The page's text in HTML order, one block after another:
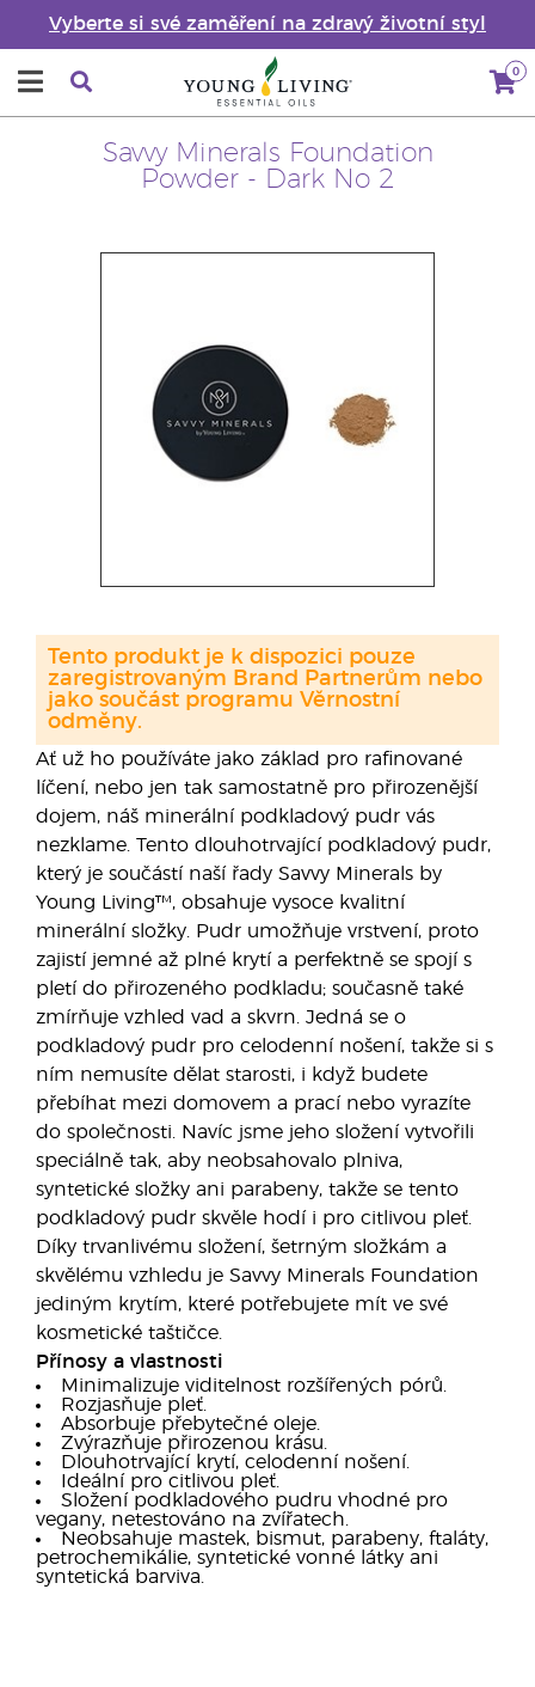
Vyberte si své zaměření na zdravý životní styl
0
Savvy Minerals Foundation
Powder - Dark No 2
Ať už ho používáte jako základ pro rafinované
líčení, nebo jen tak samostatně pro přirozenější
dojem, náš minerální podkladový pudr vás
nezklame. Tento dlouhotrvající podkladový pudr,
který je součástí naší řady Savvy Minerals by
Young Living™, obsahuje vysoce kvalitní
minerální složky. Pudr umožňuje vrstvení, proto
zajistí jemné až plné krytí a perfektně se spojí s
pletí do přirozeného podkladu; současně také
zmírňuje vzhled vad a skvrn. Jedná se o
podkladový pudr pro celodenní nošení, takže si s
ním nemusíte dělat starosti, i když budete
přebíhat mezi domovem a prací nebo vyrazíte
do společnosti. Navíc jsme jeho složení vytvořili
speciálně tak, aby neobsahovalo plniva,
syntetické složky ani parabeny, takže se tento
podkladový pudr skvěle hodí i pro citlivou pleť.
Díky trvanlivému složení, šetrným složkám a
skvělému vzhledu je Savvy Minerals Foundation
jediným krytím, které potřebujete mít ve své
kosmetické taštičce.
Přínosy a vlastnosti
Minimalizuje viditelnost rozšířených pórů.
Rozjasňuje pleť.
Absorbuje přebytečné oleje.
Zvýrazňuje přirozenou krásu.
Dlouhotrvající krytí, celodenní nošení.
Ideální pro citlivou pleť.
Složení podkladového pudru vhodné pro
vegany, netestováno na zvířatech.
Neobsahuje mastek, bismut, parabeny, ftaláty,
petrochemikálie, syntetické vonné látky ani
syntetická barviva.
Tento produkt je k dispozici pouze
zaregistrovaným Brand Partnerům nebo
jako součást programu Věrnostní
odměny.